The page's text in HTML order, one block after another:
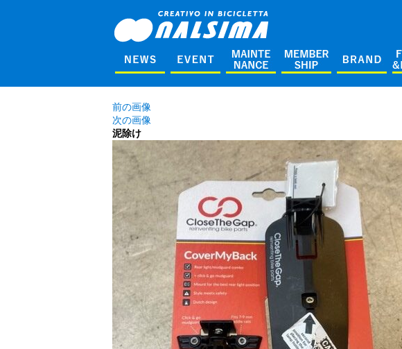
前の画像
次の画像
泥除け